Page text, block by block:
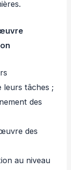
leurs tâches ;
des
des
au niveau